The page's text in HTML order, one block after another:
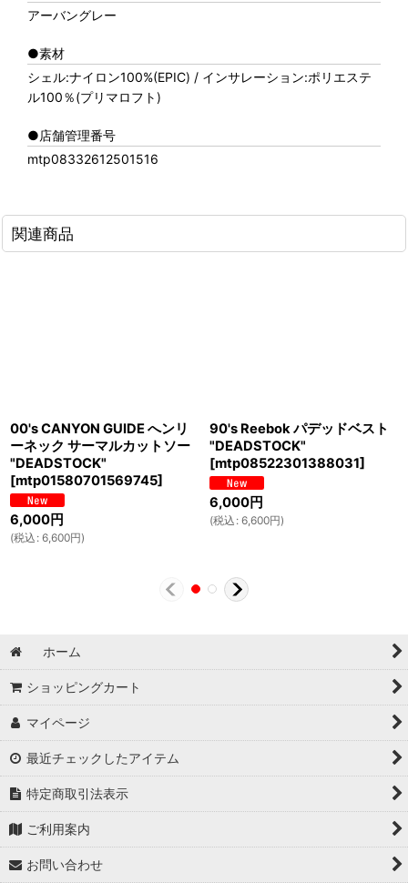
アーバングレー
●素材
シェル:ナイロン100%(EPIC) / インサレーション:ポリエステ
ル100％(プリマロフト)
●店舗管理番号
mtp08332612501516
関連商品
00's CANYON GUIDE へンリ
ーネック サーマルカットソー
"DEADSTOCK"
[mtp01580701569745]
6,000円
(税込 : 6,600円)
90's Reebok パデッドベスト
"DEADSTOCK"
[mtp08522301388031]
6,000円
(税込 : 6,600円)
ホーム
ショッピングカート
マイページ
最近チェックしたアイテム
特定商取引法表示
ご利用案内
お問い合わせ